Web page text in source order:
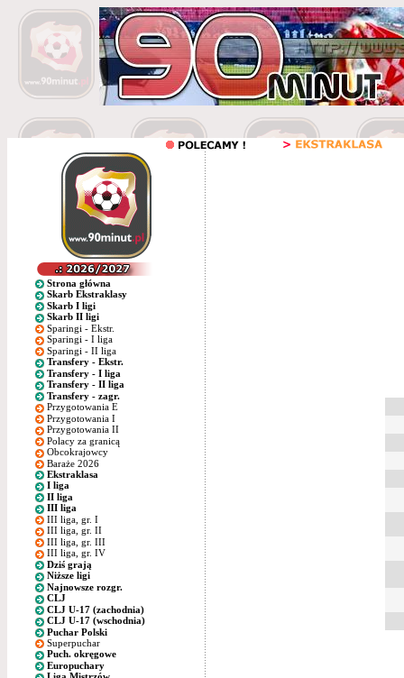
Strona główna
Skarb Ekstraklasy
Skarb I ligi
Skarb II ligi
Sparingi - Ekstr.
Sparingi - I liga
Sparingi - II liga
Transfery - Ekstr.
Transfery - I liga
Transfery - II liga
Transfery - zagr.
Przygotowania E
Przygotowania I
Przygotowania II
Polacy za granicą
Obcokrajowcy
Baraże 2026
Ekstraklasa
I liga
II liga
III liga
III liga, gr. I
III liga, gr. II
III liga, gr. III
III liga, gr. IV
Dziś grają
Niższe ligi
Najnowsze rozgr.
CLJ
CLJ U-17 (zachodnia)
CLJ U-17 (wschodnia)
Puchar Polski
Superpuchar
Puch. okręgowe
Europuchary